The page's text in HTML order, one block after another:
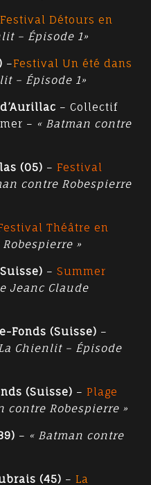
Festival Détours en
– Épisode 1»
–Festival Un été dans
– Épisode 1»
– Collectif
– « Batman contre
(05) – Festival
contre Robespierre
Théâtre en
»
–Summer
Jeanc Claude
Fonds (Suisse) –
Chienlit – Épisode
(Suisse) – Plage
contre Robespierre »
– « Batman contre
(45) – La